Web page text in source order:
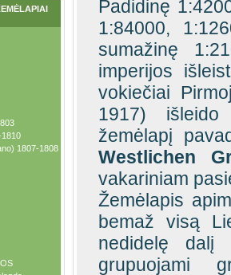
1807-1808
Padidinę
1:84000,
sumažinę
imperijos
vokiečiai
1917) išleido
žemėlapį
Westlichen
vakariniam
Žemėlapis
bemaž visą
nedidelę dalį
grupuojami